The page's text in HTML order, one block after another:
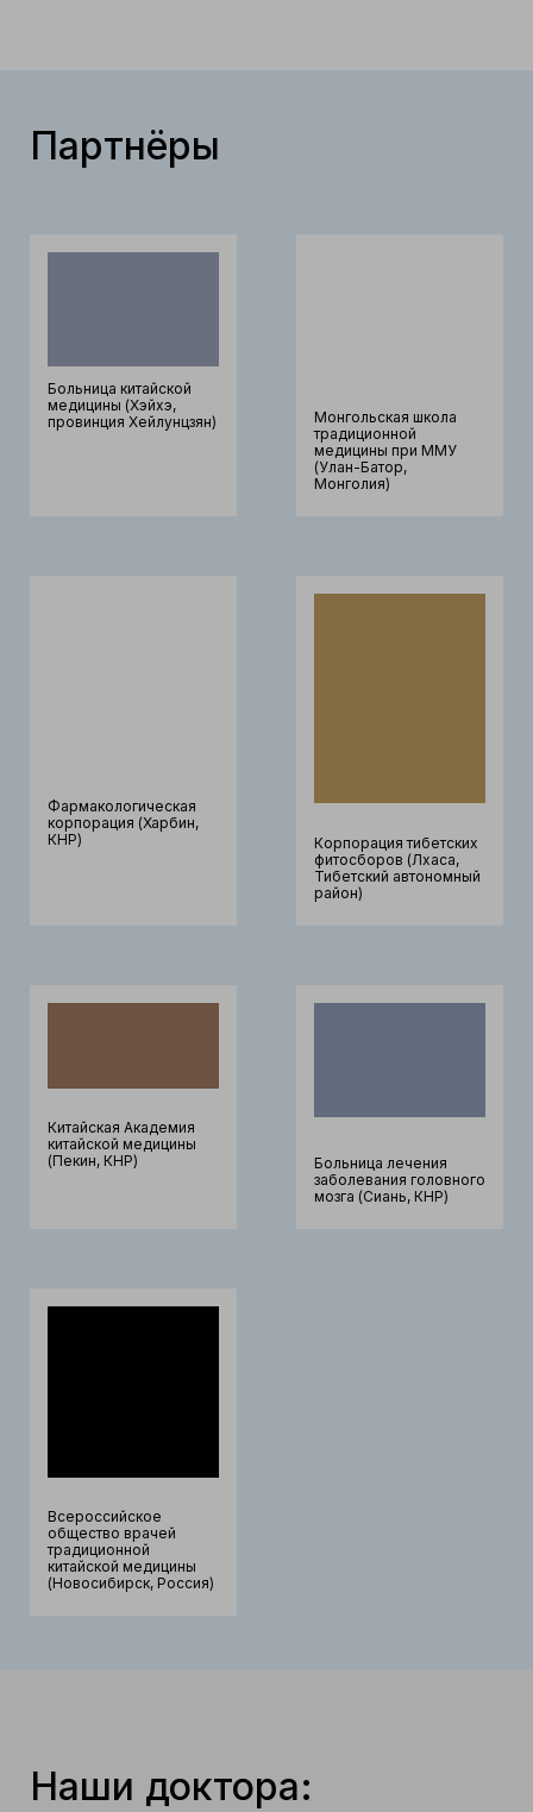
Партнёры
Больница китайской
медицины (Хэйхэ,
провинция Хейлунцзян)
Монгольская школа
традиционной
медицины при ММУ
(Улан-Батор,
Монголия)
Фармакологическая
корпорация (Харбин,
КНР)
Корпорация тибетских
фитосборов (Лхаса,
Тибетский автономный
район)
Китайская Академия
китайской медицины
(Пекин, КНР)
Больница лечения
заболевания головного
мозга (Сиань, КНР)
Всероссийское
общество врачей
традиционной
китайской медицины
(Новосибирск, Россия)
Наши доктора: